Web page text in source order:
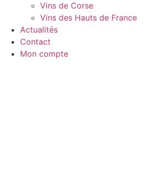
Vins de Corse
Vins des Hauts de France
Actualités
Contact
Mon compte